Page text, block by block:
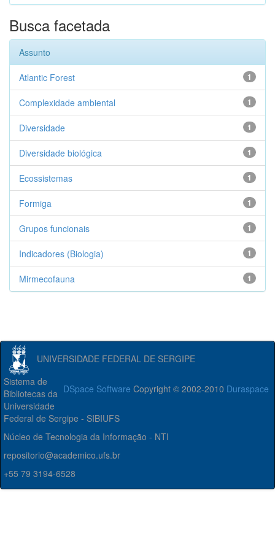
Busca facetada
Assunto
1
Atlantic Forest
1
Complexidade ambiental
1
Diversidade
1
Diversidade biológica
1
Ecossistemas
1
Formiga
1
Grupos funcionais
1
Indicadores (Biologia)
1
Mirmecofauna
UNIVERSIDADE FEDERAL DE SERGIPE
DSpace Software Copyright © 2002-2010 Duraspace
Sistema de
Bibliotecas da
Universidade
Federal de Sergipe - SIBIUFS
Núcleo de Tecnologia da Informação - NTI
repositorio@academico.ufs.br
+55 79 3194-6528